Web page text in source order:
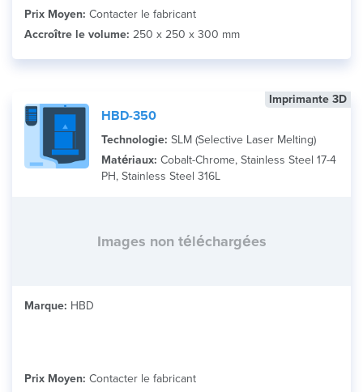
Prix Moyen: Contacter le fabricant
Accroître le volume: 250 x 250 x 300 mm
Imprimante 3D
HBD-350
Technologie: SLM (Selective Laser Melting)
Matériaux: Cobalt-Chrome, Stainless Steel 17-4
PH, Stainless Steel 316L
Images non téléchargées
Marque: HBD
Prix Moyen: Contacter le fabricant